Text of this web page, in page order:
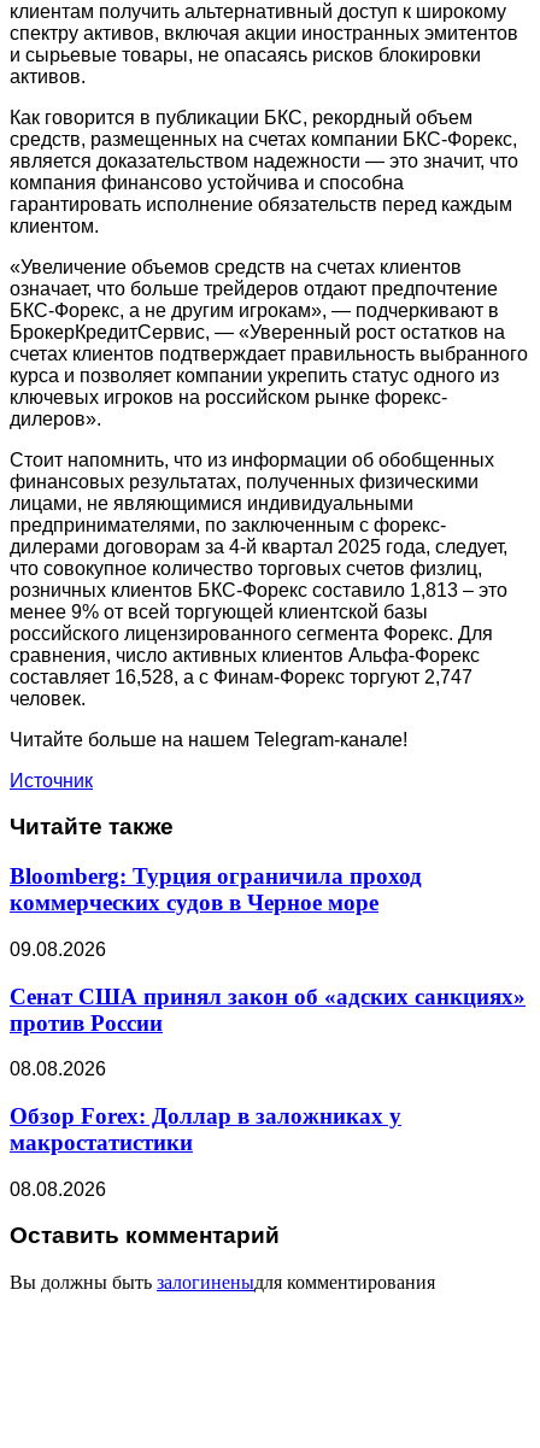
клиентам получить альтернативный доступ к широкому
спектру активов, включая акции иностранных эмитентов
и сырьевые товары, не опасаясь рисков блокировки
активов.
Как говорится в публикации БКС, рекордный объем
средств, размещенных на счетах компании БКС-Форекс,
является доказательством надежности — это значит, что
компания финансово устойчива и способна
гарантировать исполнение обязательств перед каждым
клиентом.
«Увеличение объемов средств на счетах клиентов
означает, что больше трейдеров отдают предпочтение
БКС-Форекс, а не другим игрокам», — подчеркивают в
БрокерКредитСервис, — «Уверенный рост остатков на
счетах клиентов подтверждает правильность выбранного
курса и позволяет компании укрепить статус одного из
ключевых игроков на российском рынке форекс-
дилеров».
Стоит напомнить, что из информации об обобщенных
финансовых результатах, полученных физическими
лицами, не являющимися индивидуальными
предпринимателями, по заключенным с форекс-
дилерами договорам за 4-й квартал 2025 года, следует,
что совокупное количество торговых счетов физлиц,
розничных клиентов БКС-Форекс составило 1,813 – это
менее 9% от всей торгующей клиентской базы
российского лицензированного сегмента Форекс. Для
сравнения, число активных клиентов Альфа-Форекс
составляет 16,528, а с Финам-Форекс торгуют 2,747
человек.
Читайте больше на нашем Telegram-канале!
Источник
Читайте также
Bloomberg: Турция ограничила проход
коммерческих судов в Черное море
09.08.2026
Сенат США принял закон об «адских санкциях»
против России
08.08.2026
Обзор Forex: Доллар в заложниках у
макростатистики
08.08.2026
Оставить комментарий
Вы должны быть залогиненыдля комментирования